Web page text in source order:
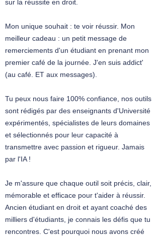
sur la réussite en droit.
Mon unique souhait : te voir réussir. Mon
meilleur cadeau : un petit message de
remerciements d'un étudiant en prenant mon
premier café de la journée. J'en suis addict'
(au café. ET aux messages).
Tu peux nous faire 100% confiance, nos outils
sont rédigés par des enseignants d'Université
expérimentés, spécialistes de leurs domaines
et sélectionnés pour leur capacité à
transmettre avec passion et rigueur. Jamais
par l'IA !
Je m'assure que chaque outil soit précis, clair,
mémorable et efficace pour t'aider à réussir.
Ancien étudiant en droit et ayant coaché des
milliers d'étudiants, je connais les défis que tu
rencontres. C'est pourquoi nous avons créé